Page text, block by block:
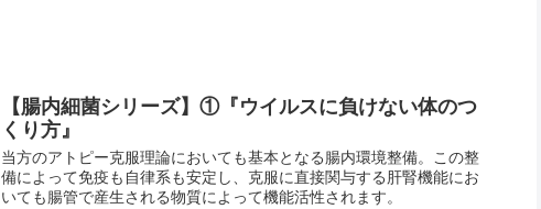
【腸内細菌シリーズ】①『ウイルスに負けない体のつ
くり方』
当方のアトピー克服理論においても基本となる腸内環境整備。この整
備によって免疫も自律系も安定し、克服に直接関与する肝腎機能にお
いても腸管で産生される物質によって機能活性されます。